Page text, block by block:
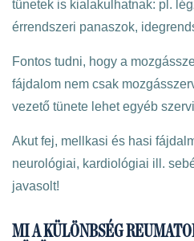
tünetek is kialakulhatnak: pl.
érrendszeri panaszok,
Fontos tudni, hogy a
fájdalom nem csak
vezető tünete lehet egyéb
Akut fej, mellkasi és hasi
neurológiai, kardiológiai ill.
javasolt!
MI A KÜLÖNBSÉG